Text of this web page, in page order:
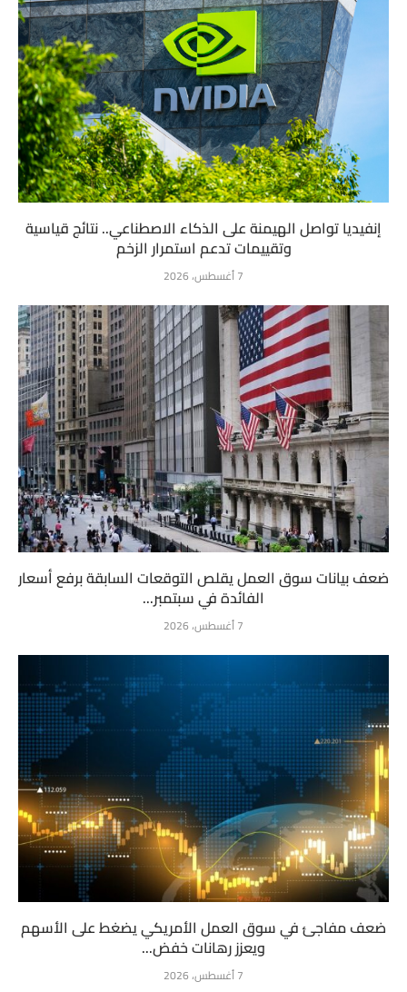
إنفيديا تواصل الهيمنة على الذكاء الاصطناعي.. نتائج قياسية
وتقييمات تدعم استمرار الزخم
7 أغسطس، 2026
ضعف بيانات سوق العمل يقلص التوقعات السابقة برفع أسعار
الفائدة في سبتمبر...
7 أغسطس، 2026
ضعف مفاجئ في سوق العمل الأمريكي يضغط على الأسهم
ويعزز رهانات خفض...
7 أغسطس، 2026